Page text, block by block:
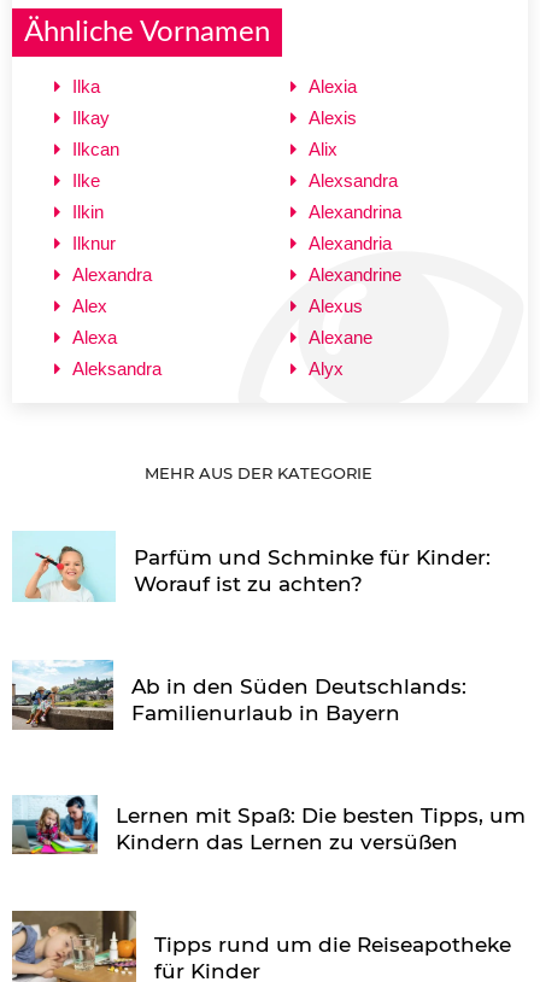
Ähnliche Vornamen
Ilka
Ilkay
Ilkcan
Ilke
Ilkin
Ilknur
Alexandra
Alex
Alexa
Aleksandra
Alexia
Alexis
Alix
Alexsandra
Alexandrina
Alexandria
Alexandrine
Alexus
Alexane
Alyx
MEHR AUS DER KATEGORIE
Parfüm und Schminke für Kinder:
Worauf ist zu achten?
Ab in den Süden Deutschlands:
Familienurlaub in Bayern
Lernen mit Spaß: Die besten Tipps, um
Kindern das Lernen zu versüßen
Tipps rund um die Reiseapotheke
für Kinder